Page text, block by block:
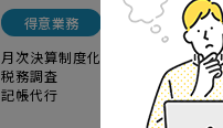
得意業務
月次決算制度化
税務調査
記帳代行
顧問料金例
40000円